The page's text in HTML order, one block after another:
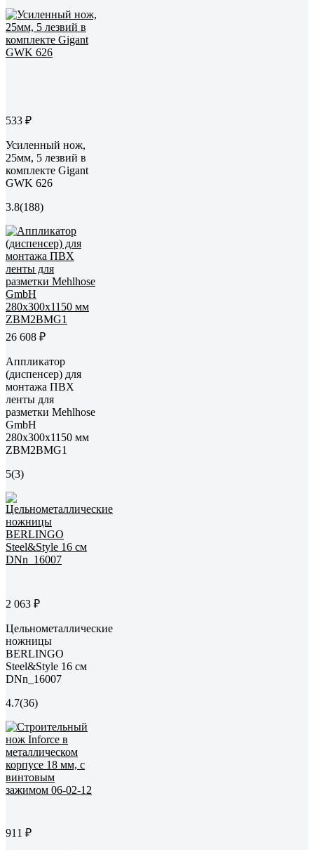
533 ₽
Усиленный нож,
25мм, 5 лезвий в
комплекте Gigant
GWK 626
3.8(188)
26 608 ₽
Аппликатор
(диспенсер) для
монтажа ПВХ
ленты для
разметки Mehlhose
GmbH
280х300х1150 мм
ZBM2BMG1
5(3)
2 063 ₽
Цельнометаллические
ножницы
BERLINGO
Steel&Style 16 см
DNn_16007
4.7(36)
911 ₽